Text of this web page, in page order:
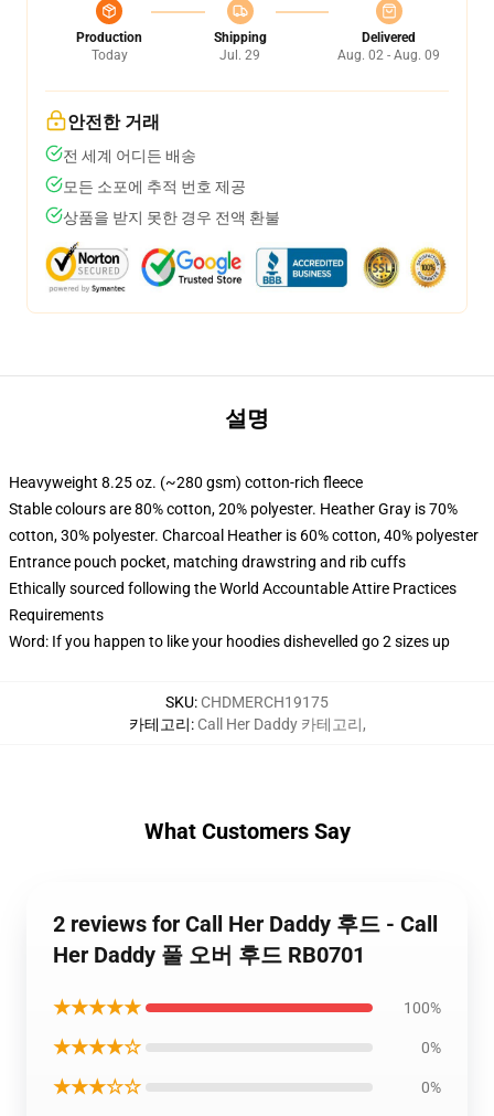
Production
Today
Shipping
Jul. 29
Delivered
Aug. 02 - Aug. 09
안전한 거래
전 세계 어디든 배송
모든 소포에 추적 번호 제공
상품을 받지 못한 경우 전액 환불
설명
Heavyweight 8.25 oz. (~280 gsm) cotton-rich fleece
Stable colours are 80% cotton, 20% polyester. Heather Gray is 70%
cotton, 30% polyester. Charcoal Heather is 60% cotton, 40% polyester
Entrance pouch pocket, matching drawstring and rib cuffs
Ethically sourced following the World Accountable Attire Practices
Requirements
Word: If you happen to like your hoodies dishevelled go 2 sizes up
SKU: CHDMERCH19175
카테고리: Call Her Daddy 카테고리,
What Customers Say
2 reviews for Call Her Daddy 후드 - Call
Her Daddy 풀 오버 후드 RB0701
★★★★★ 100%
★★★★☆ 0%
★★★☆☆ 0%